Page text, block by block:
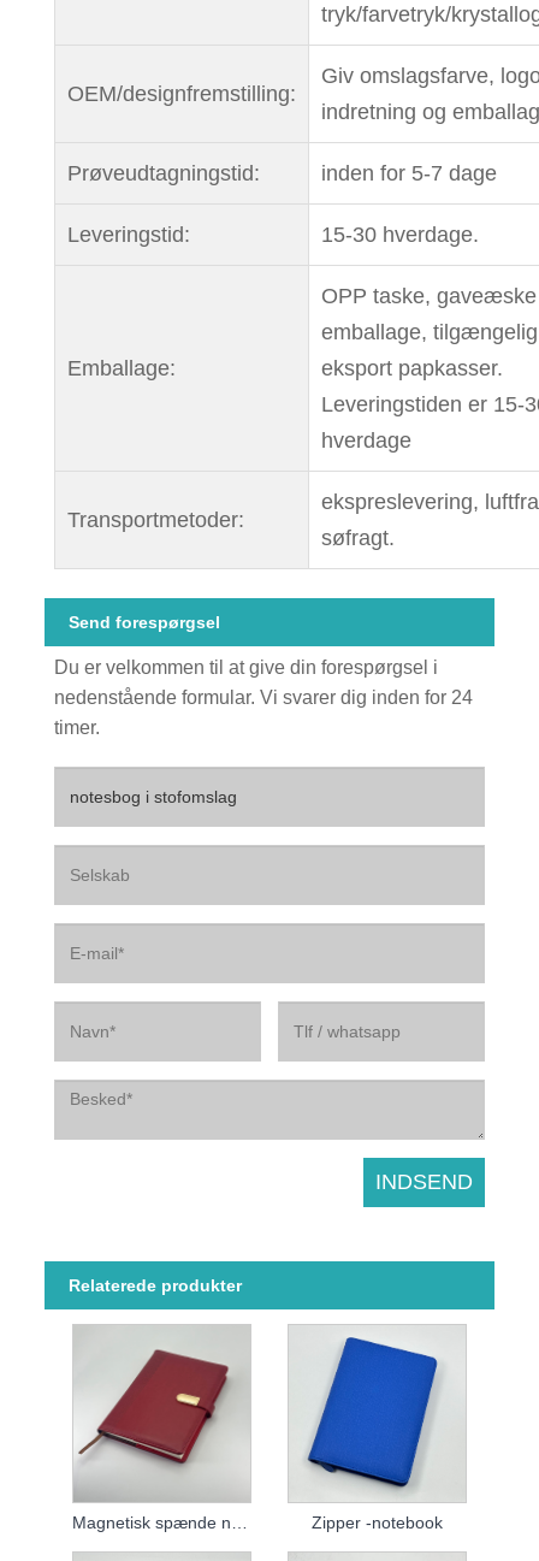
tryk/farvetryk/
OEM/designfremstilling:
Giv omslagsfarve,
indretning og
Prøveudtagningstid: inden for 5-7 dage
Leveringstid: 15-30 hverdage.
Emballage:
OPP taske, gaveæske
emballage,
eksport papkasser.
Leveringstiden er 15-
hverdage
Transportmetoder:
ekspreslevering,
søfragt.
Send forespørgsel
Du er velkommen til at give din forespørgsel i
nedenstående formular. Vi svarer dig inden for 24
timer.
Relaterede produkter
Zipper -notebook